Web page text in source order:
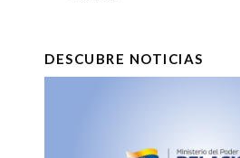
DESCUBRE NOTICIAS